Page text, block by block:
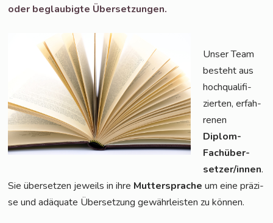
oder beglau­big­te Übersetzungen.
Unser Team
besteht aus
hoch­qua­li­fi­
zier­ten, erfah­
re­nen
Diplom-
Fach­über­
set­zer/in­nen.
Sie über­set­zen jeweils in ihre Mut­ter­spra­che um eine prä­zi­
se und adäqua­te Über­set­zung gewähr­leis­ten zu können.